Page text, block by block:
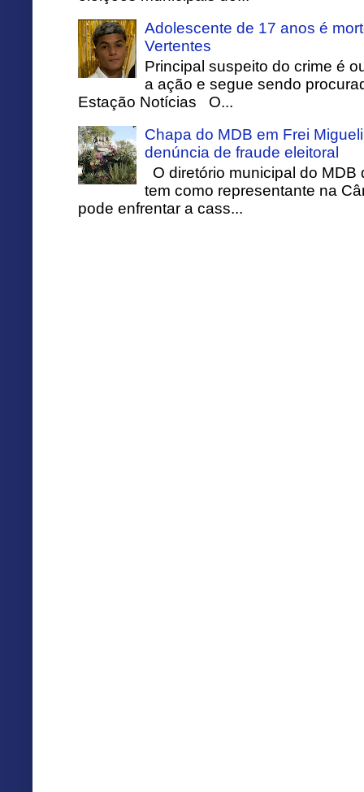
Adolescente de 17 anos é
Vertentes
Principal suspeito do crime é
a ação e segue sendo
Estação Notícias O...
Chapa do MDB em Frei
denúncia de fraude eleitoral
O diretório municipal do
tem como representante na
pode enfrentar a cass...